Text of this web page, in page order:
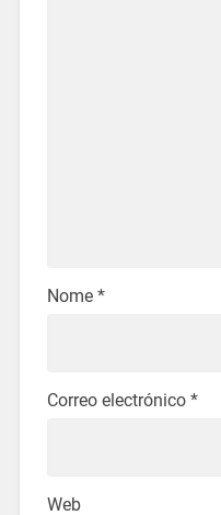
Nome *
Correo electrónico *
Web